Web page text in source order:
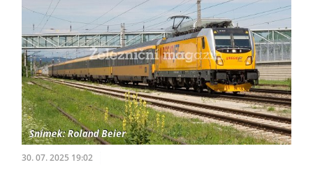
30. 07. 2025 19:02